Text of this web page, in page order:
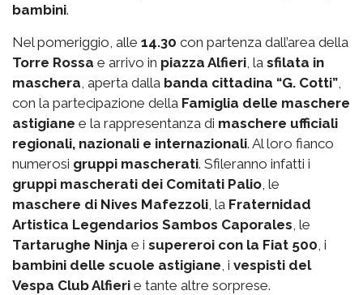
bambini.
Nel pomeriggio, alle 14.30 con partenza dall’area della
Torre Rossa e arrivo in piazza Alfieri , la sfilata in
maschera , aperta dalla banda cittadina “G. Cotti”
con la partecipazione della Famiglia delle maschere
astigiane e la rappresentanza di maschere ufficiali
regionali, nazionali e internazionali. Al loro fianco
numerosi gruppi mascherati. Sfileranno infatti i
gruppi mascherati dei Comitati Palio , le
maschere di Nives Mafezzoli , la Fraternidad
Artistica Legendarios Sambos Caporales , le
Tartarughe Ninja e i supereroi con la Fiat 500 , i
bambini delle scuole astigiane , i vespisti del
Vespa Club Alfieri e tante altre sorprese.